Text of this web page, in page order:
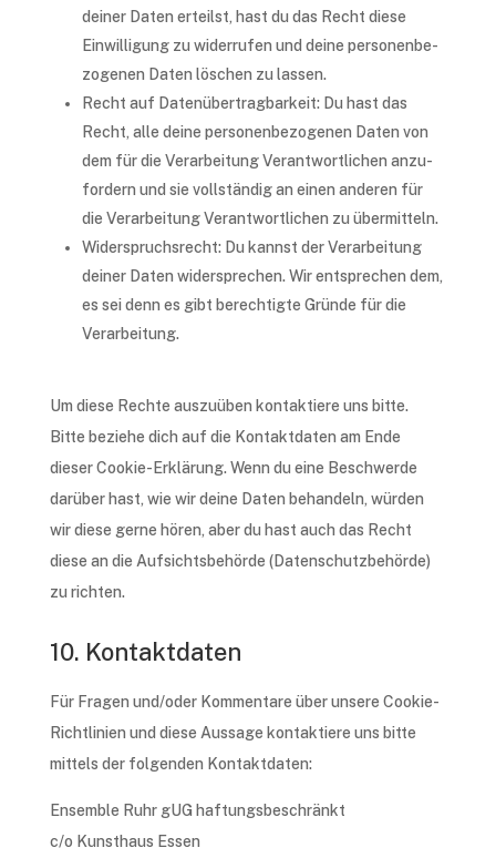
deiner Daten erteilst, hast du das Recht diese
Einwil­li­gung zu wider­ru­fen und deine perso­nen­be­
zo­ge­nen Daten löschen zu lassen.
Recht auf Daten­über­trag­bar­keit: Du hast das
Recht, alle deine perso­nen­be­zo­ge­nen Daten von
dem für die Verar­bei­tung Verant­wort­li­chen anzu­
for­dern und sie voll­stän­dig an einen ande­ren für
die Verar­bei­tung Verant­wort­li­chen zu übermitteln.
Wider­spruchs­recht: Du kannst der Verar­bei­tung
deiner Daten wider­spre­chen. Wir entspre­chen dem,
es sei denn es gibt berech­tig­te Grün­de für die
Verarbeitung.
Um diese Rech­te auszu­üben kontak­tie­re uns bitte.
Bitte bezie­he dich auf die Kontakt­da­ten am Ende
dieser Cookie-Erklä­rung. Wenn du eine Beschwer­de
darüber hast, wie wir deine Daten behan­deln, würden
wir diese gerne hören, aber du hast auch das Recht
diese an die Aufsichts­be­hör­de (Daten­schutz­be­hör­de)
zu richten.
10. Kontaktdaten
Für Fragen und/oder Kommen­ta­re über unse­re Cookie-
Richt­li­ni­en und diese Aussa­ge kontak­tie­re uns bitte
mittels der folgen­den Kontaktdaten:
Ensem­ble Ruhr gUG haftungsbeschränkt
c/o Kunst­haus Essen